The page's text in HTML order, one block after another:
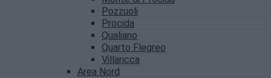
Pozzuoli
Procida
Qualiano
Quarto Flegreo
Villaricca
Area Nord